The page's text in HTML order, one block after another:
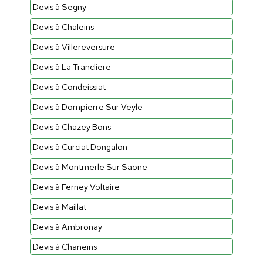
Devis à Segny
Devis à Chaleins
Devis à Villereversure
Devis à La Trancliere
Devis à Condeissiat
Devis à Dompierre Sur Veyle
Devis à Chazey Bons
Devis à Curciat Dongalon
Devis à Montmerle Sur Saone
Devis à Ferney Voltaire
Devis à Maillat
Devis à Ambronay
Devis à Chaneins